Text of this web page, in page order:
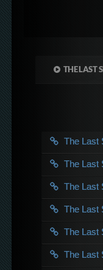
THE LAST
The
The
The
The
The
The